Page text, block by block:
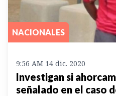
NACIONALES
9:56 AM 14 dic. 2020
Investigan si
señalado en el caso